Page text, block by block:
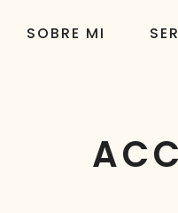
SOBRE MI